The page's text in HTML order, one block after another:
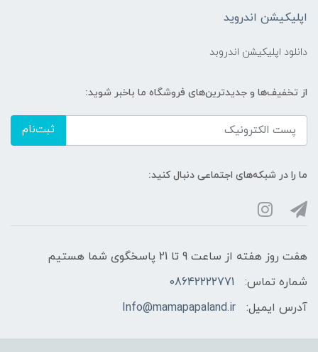
اپلیکیشن اندروید
دانلود اپلیکیشن اندروبد
از تخفیف‌ها و جدیدترین‌های فروشگاه ما باخبر شوید:
ثبت‌نام
ما را در شبکه‌های اجتماعی دنبال کنید:
هفت روز هفته از ساعت 9 تا 21 پاسخگوی شما هستیم
شماره تماس:
08642222771
آدرس ایمیل:
Info@mamapapaland.ir